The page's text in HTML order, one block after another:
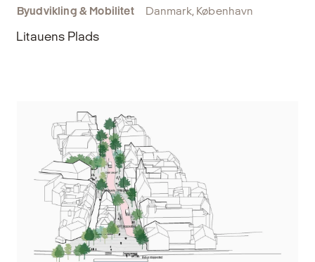
Byudvikling & Mobilitet Danmark, København
Litauens Plads